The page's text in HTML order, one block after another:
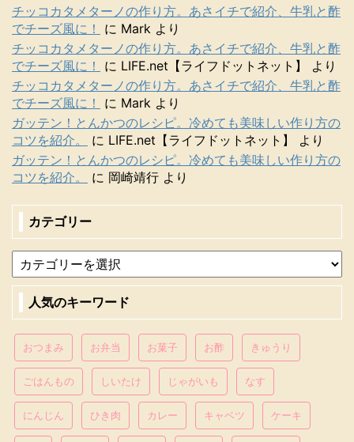
チッコカタメターノの作り方。あさイチで紹介、牛乳と酢
でチーズ風に！
に Mark より
チッコカタメターノの作り方。あさイチで紹介、牛乳と酢
でチーズ風に！
に LIFE.net【ライフドットネット】
より
チッコカタメターノの作り方。あさイチで紹介、牛乳と酢
でチーズ風に！
に Mark より
ガッテン！とんかつのレシピ。冷めても美味しい作り方の
コツを紹介。
に LIFE.net【ライフドットネット】
より
ガッテン！とんかつのレシピ。冷めても美味しい作り方の
コツを紹介。
に 岡崎靖行 より
カテゴリー
人気のキーワード
おつまみ お弁当 お菓子 お酢 きゅうり
ごはんもの しいたけ じゃがいも なす
にんじん ひき肉 カレー キャベツ ケーキ